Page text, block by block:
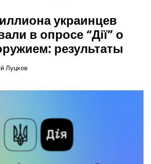
украинцев
в опросе “Дії” о
результаты
Луцков